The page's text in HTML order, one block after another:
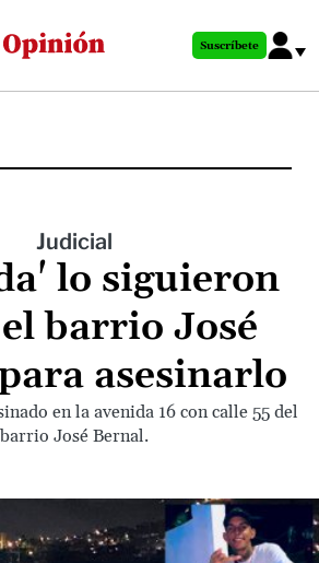
al
principal
Suscríbete
Judicial
lo siguieron
barrio José
asesinarlo
en la avenida 16 con calle 55 del
barrio José Bernal.